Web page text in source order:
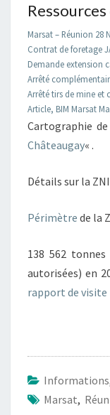
Marsat – Réunion 28
Contrat de foretage
Demande extension
Arrêté
Arrêté tirs de mine et
Article, BIM Marsat
Cartographie
Châteaugay« .
Détails sur la
Périmètre de la
138 562
autorisées) en
rapport de visite
Informations
Marsat,